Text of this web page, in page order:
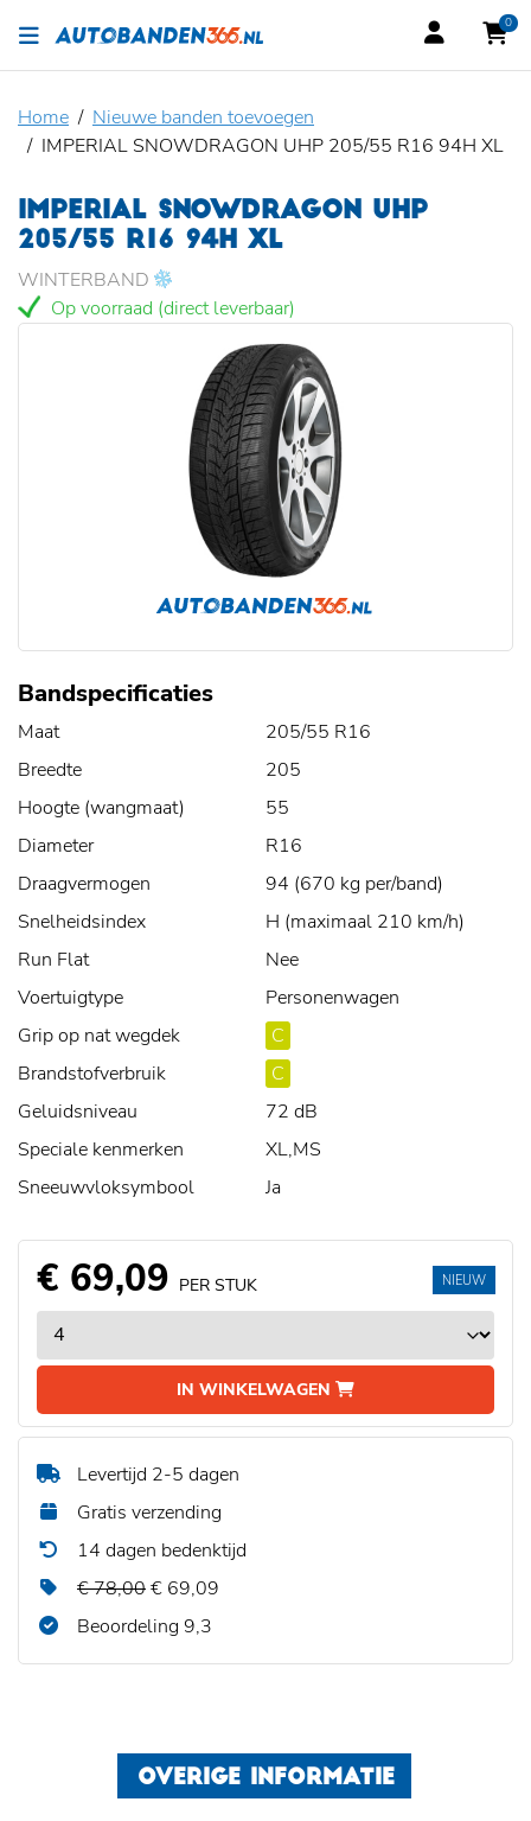
0
Home
Nieuwe banden toevoegen
IMPERIAL SNOWDRAGON UHP 205/55 R16 94H XL
IMPERIAL SNOWDRAGON UHP
205/55 R16 94H XL
WINTERBAND
Op voorraad (direct leverbaar)
Bandspecificaties
Maat
205/55 R16
Breedte
205
Hoogte (wangmaat)
55
Diameter
R16
Draagvermogen
94 (670 kg per/band)
Snelheidsindex
H (maximaal 210 km/h)
Run Flat
Nee
Voertuigtype
Personenwagen
Grip op nat wegdek
C
Brandstofverbruik
C
Geluidsniveau
72 dB
Speciale kenmerken
XL,MS
Sneeuwvloksymbool
Ja
€ 69,09 PER STUK
IN WINKELWAGEN
NIEUW
Levertijd 2-5 dagen
Gratis verzending
14 dagen bedenktijd
€ 78,00€ 69,09
Beoordeling 9,3
OVERIGE INFORMATIE